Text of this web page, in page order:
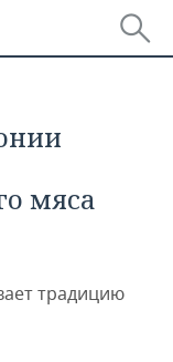
мяса
традицию